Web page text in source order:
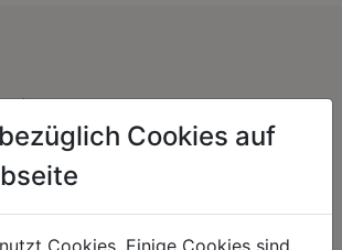
Cookies auf
Cookies. Einige Cookies sind